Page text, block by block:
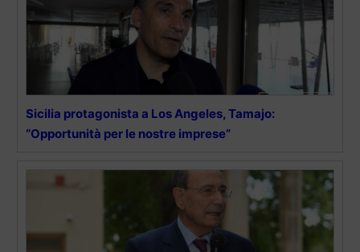
Sicilia protagonista a Los Angeles, Tamajo:
“Opportunità per le nostre imprese”